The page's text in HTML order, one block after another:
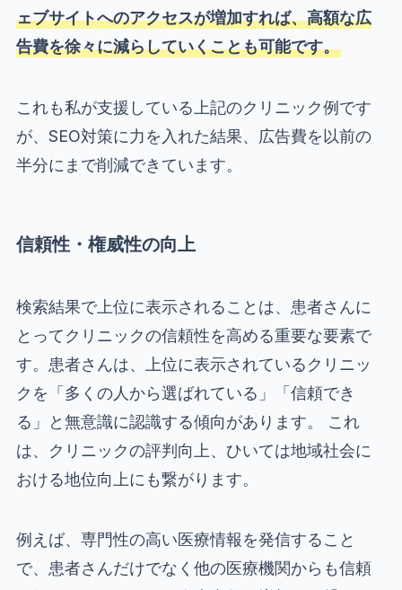
ェブサイトへのアクセスが増加すれば、高額な広
告費を徐々に減らしていくことも可能です。
これも私が支援している上記のクリニック例です
が、SEO対策に力を入れた結果、広告費を以前の
半分にまで削減できています。
信頼性・権威性の向上
検索結果で上位に表示されることは、患者さんに
とってクリニックの信頼性を高める重要な要素で
す。患者さんは、上位に表示されているクリニッ
クを「多くの人から選ばれている」「信頼でき
る」と無意識に認識する傾向があります。 これ
は、クリニックの評判向上、ひいては地域社会に
おける地位向上にも繋がります。
例えば、専門性の高い医療情報を発信すること
で、患者さんだけでなく他の医療機関からも信頼